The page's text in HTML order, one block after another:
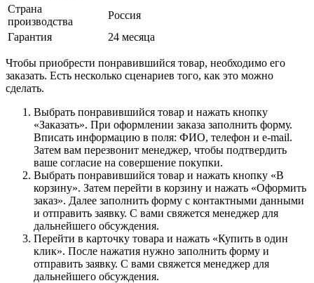
Страна
производства
Россия
Гарантия
24 месяца
Чтобы приобрести понравившийся товар, необходимо его
заказать. Есть несколько сценариев того, как это можно
сделать.
Выбрать понравившийся товар и нажать кнопку
«Заказать». При оформлении заказа заполнить форму.
Вписать информацию в поля: ФИО, телефон и e-mail.
Затем вам перезвонит менеджер, чтобы подтвердить
ваше согласие на совершение покупки.
Выбрать понравившийся товар и нажать кнопку «В
корзину». Затем перейти в корзину и нажать «Оформить
заказ». Далее заполнить форму с контактными данными
и отправить заявку. С вами свяжется менеджер для
дальнейшего обсуждения.
Перейти в карточку товара и нажать «Купить в один
клик». После нажатия нужно заполнить форму и
отправить заявку. С вами свяжется менеджер для
дальнейшего обсуждения.